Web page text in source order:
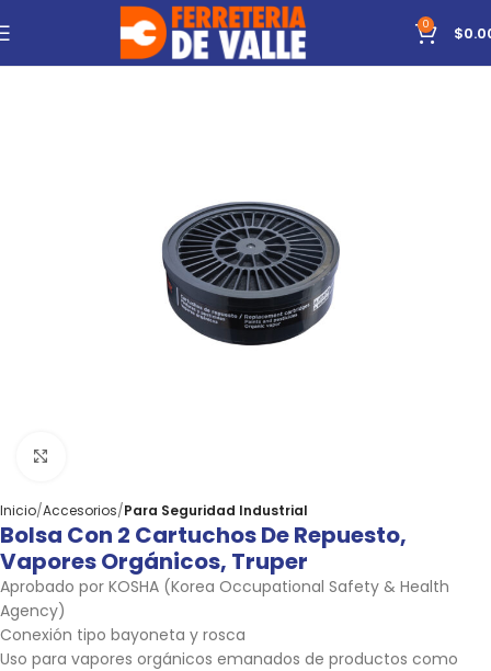
0 $
Inicio Accesorios Para Seguridad Industrial
Bolsa Con 2 Cartuchos De Repuesto,
Vapores Orgánicos, Truper
Aprobado por KOSHA (Korea Occupational Safety & Health
Agency)
Conexión tipo bayoneta y rosca
Uso para vapores orgánicos emanados de productos como